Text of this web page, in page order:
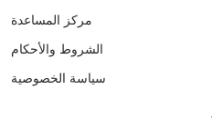
مركز المساعدة
الشروط والأحكام
سياسة الخصوصية